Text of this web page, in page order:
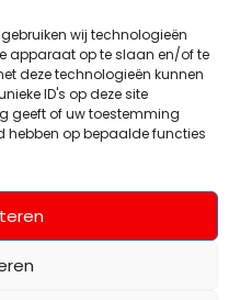
wij technologieën
apparaat op te slaan en/of te
deze technologieën kunnen
ID's op deze site
geeft of uw toestemming
hebben op bepaalde functies